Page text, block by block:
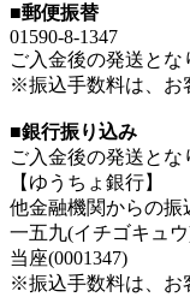
■郵便振替
01590-8-1347
ご入金後の発送とな
※振込手数料は、お
■銀行振り込み
ご入金後の発送とな
【ゆうちょ銀行】
他金融機関からの振
一五九(イチゴキュ
当座(0001347)
※振込手数料は、お